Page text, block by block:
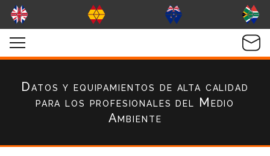
Datos y equipamientos de alta calidad
para los profesionales del Medio
Ambiente